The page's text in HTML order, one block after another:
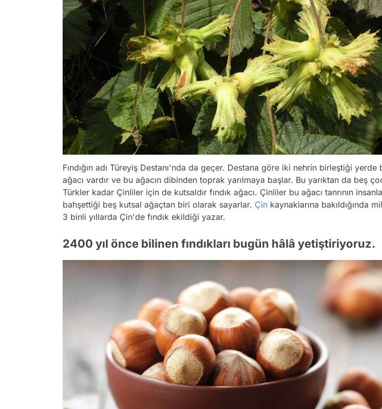
Fındığın adı Türeyiş Destanı'nda da geçer. Destana göre iki nehrin birleştiği yerde
ağacı vardır ve bu ağacın dibinden toprak yarılmaya başlar. Bu yarıktan da beş
Türkler kadar Çinliler için de kutsaldır fındık ağacı. Çinliler bu ağacı tanrının
bahşettiği beş kutsal ağaçtan biri olarak sayarlar. Çin kaynaklarına bakıldığında
3 binli yıllarda Çin'de fındık ekildiği yazar.
2400 yıl önce bilinen fındıkları bugün hâlâ yetiştiriyoruz.